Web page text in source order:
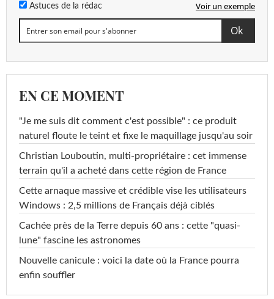
Astuces de la rédac Voir un exemple
EN CE MOMENT
"Je me suis dit comment c'est possible" : ce produit
naturel floute le teint et fixe le maquillage jusqu'au soir
Christian Louboutin, multi-propriétaire : cet immense
terrain qu'il a acheté dans cette région de France
Cette arnaque massive et crédible vise les utilisateurs
Windows : 2,5 millions de Français déjà ciblés
Cachée près de la Terre depuis 60 ans : cette "quasi-
lune" fascine les astronomes
Nouvelle canicule : voici la date où la France pourra
enfin souffler